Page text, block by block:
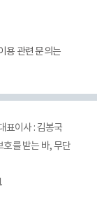
용 관련 문의는
표이사 : 김봉국
를 받는 바, 무단